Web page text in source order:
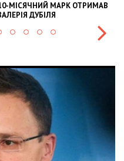
UKRAINIAN BUSINESSES CAN
AND HEDGE RISKS